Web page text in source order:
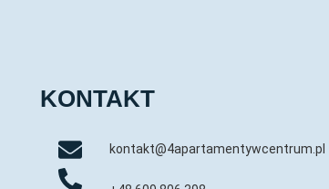
KONTAKT
kontakt@4apartamentywcentrum.pl